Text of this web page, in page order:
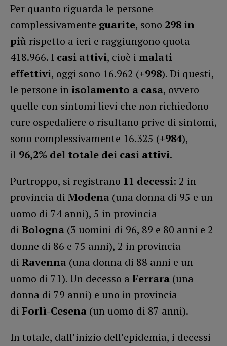
Per quanto riguarda le persone
complessivamente guarite, sono 298 in
più rispetto a ieri e raggiungono quota
418.966. I casi attivi, cioè i malati
effettivi, oggi sono 16.962 (+998). Di questi,
le persone in isolamento a casa, ovvero
quelle con sintomi lievi che non richiedono
cure ospedaliere o risultano prive di sintomi,
sono complessivamente 16.325 (+984),
il 96,2% del totale dei casi attivi.
Purtroppo, si registrano 11 decessi: 2 in
provincia di Modena (una donna di 95 e un
uomo di 74 anni), 5 in provincia
di Bologna (3 uomini di 96, 89 e 80 anni e 2
donne di 86 e 75 anni), 2 in provincia
di Ravenna (una donna di 88 anni e un
uomo di 71). Un decesso a Ferrara (una
donna di 79 anni) e uno in provincia
di Forlì-Cesena (un uomo di 87 anni).
In totale, dall’inizio dell’epidemia, i decessi